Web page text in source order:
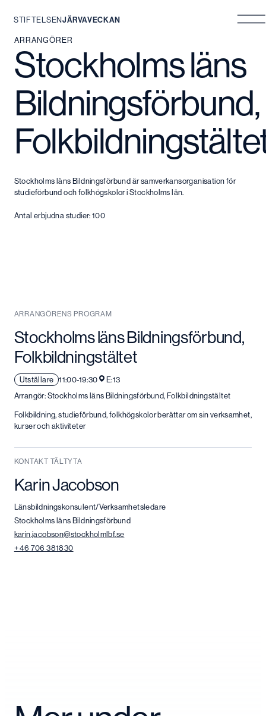
Hoppa
innehåll
STIFTELSENJÄRVAVECKAN
ARRANGÖRER
Stockholms läns
Bildningsförbund,
Stockholms läns Bildningsförbund är samverkansorganisation för
studieförbund och folkhögskolor i Stockholms län.
Antal erbjudna studier: 100
KONTAKT TÄLTYTA
Karin Jacobson
Länsbildningskonsulent/Verksamhetsledare
Stockholms läns Bildningsförbund
karin.jacobson@stockholmlbf.se
+ 46 706 381830
ARRANGÖRENS PROGRAM
Stockholms läns Bildningsförbund,
Folkbildningstältet
Utställare 11:00-19:30
E:13
Arrangör: Stockholms läns Bildningsförbund, Folkbildningstältet
Folkbildning, studieförbund, folkhögskolor berättar om sin verksamhet,
kurser och aktiviteter